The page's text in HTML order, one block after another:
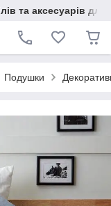
та аксесуарів для
Подушки